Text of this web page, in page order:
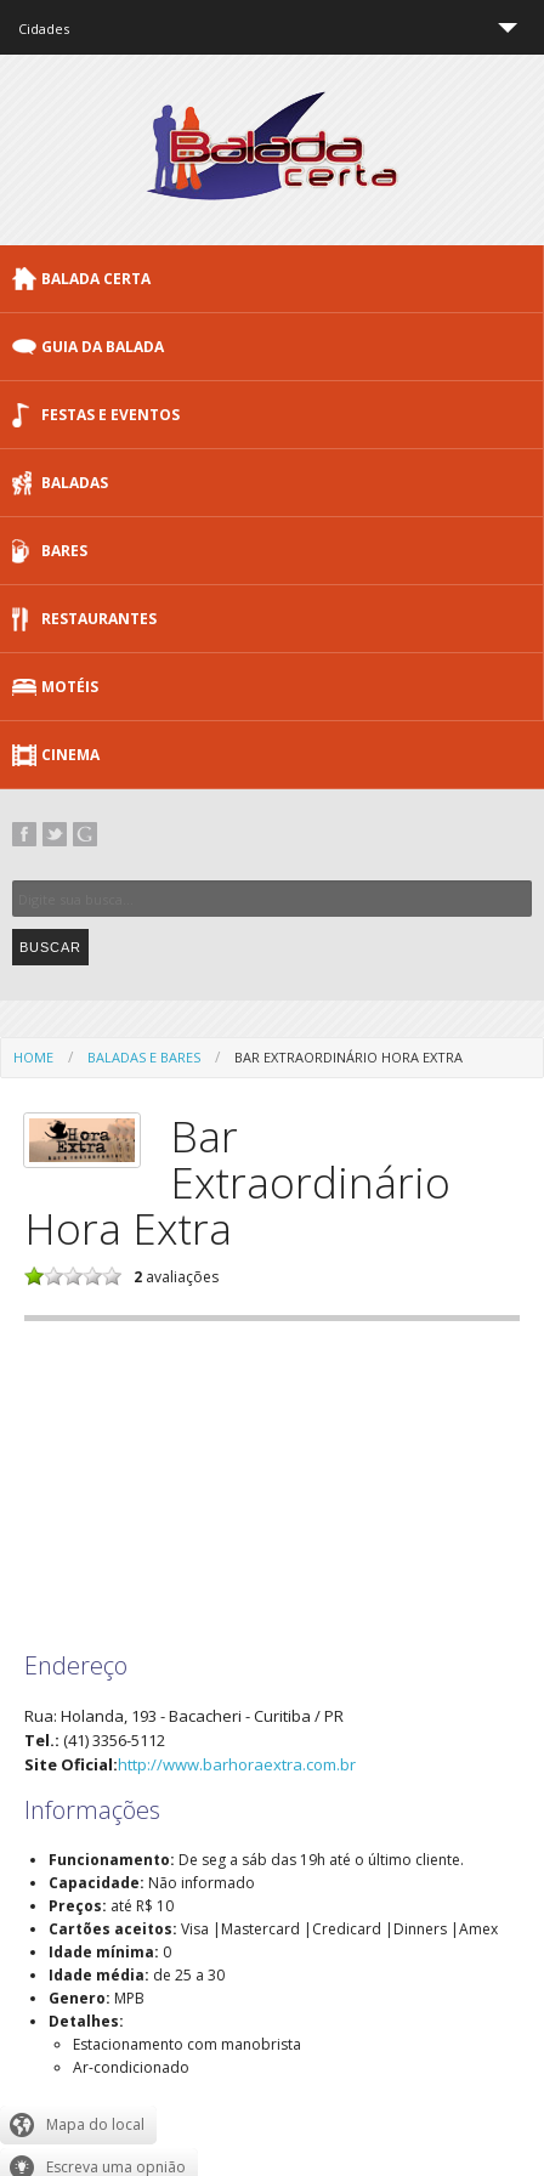
Cidades
Curitiba
Porto Alegre
Floripa
BALADA CERTA
GUIA DA BALADA
FESTAS E EVENTOS
BALADAS
BARES
RESTAURANTES
MOTÉIS
CINEMA
HOME BALADAS E BARES BAR EXTRAORDINÁRIO HORA EXTRA
Bar
Extraordinário
Hora Extra
2 avaliações
Endereço
Rua: Holanda, 193 - Bacacheri -Curitiba /PR
Tel.: (41) 3356-5112
Site Oficial:http://www.barhoraextra.com.br
Informações
Funcionamento: De seg a sáb das 19h até o último cliente.
Capacidade: Não informado
Preços: até R$ 10
Cartões aceitos: Visa |Mastercard |Credicard |Dinners |Amex
Idade mínima: 0
Idade média: de 25 a 30
Genero: MPB
Detalhes:
Estacionamento com manobrista
Ar-condicionado